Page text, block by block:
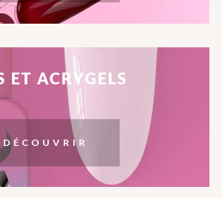
ET ACRYGELS
DÉCOUVRIR